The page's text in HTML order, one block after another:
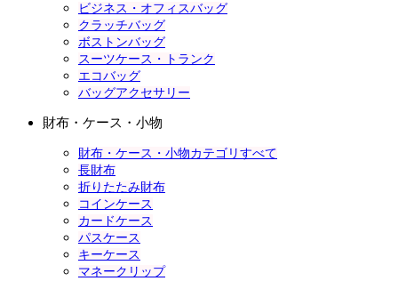
ビジネス・オフィスバッグ
クラッチバッグ
ボストンバッグ
スーツケース・トランク
エコバッグ
バッグアクセサリー
財布・ケース・小物
財布・ケース・小物カテゴリすべて
長財布
折りたたみ財布
コインケース
カードケース
パスケース
キーケース
マネークリップ